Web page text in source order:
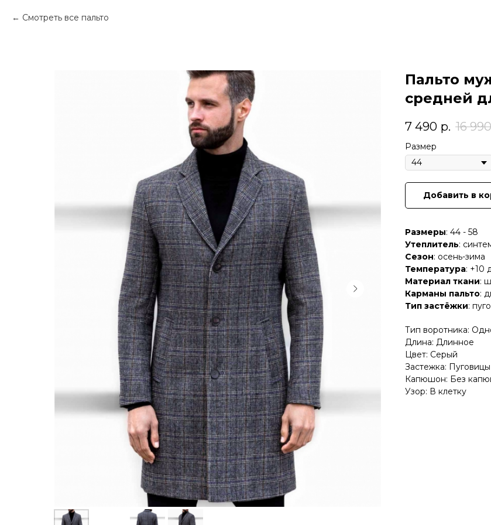
Смотреть все пальто
Пальто
средней
7 490 р. 16 990
Размер
Добавить в
Размеры: 44 - 58
Утеплитель:
Сезон: осень-зима
Температура: +10
Материал ткани:
Карманы пальто:
Тип застёжки:
Тип воротника:
Длина: Длинное
Цвет: Серый
Застежка: Пуговицы
Капюшон: Без
Узор: В клетку